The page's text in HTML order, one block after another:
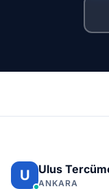
U Ulus
ANKARA